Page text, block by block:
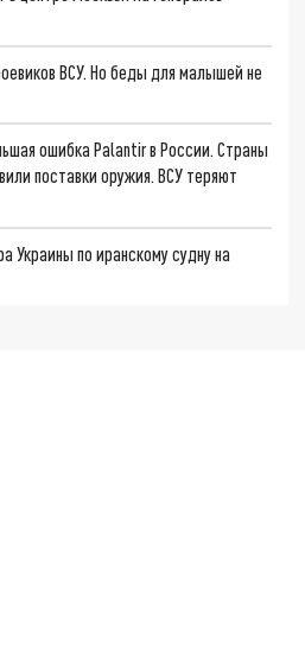
ВСУ. Но беды для малышей не
ошибка Palantir в России. Страны
поставки оружия. ВСУ теряют
Украины по иранскому судну на